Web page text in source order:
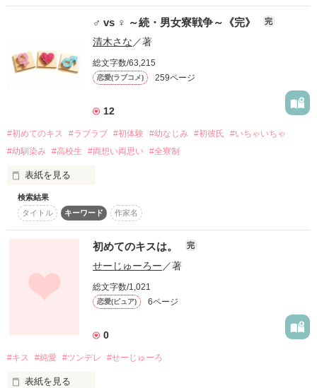
作品を読む
あいつにとって女になりたい。
私の切実な想い。
作品を読む
♂ vs ♀ ～続・男女寮戦争～《完》 完
清木さな ／著
総文字数/63,215
恋愛(ラブコメ) 259ページ
12
#初めてのキス #ラブラブ #初体験 #幼なじみ #初彼氏
#いちゃいちゃ
#幼馴染み #高校生 #両想い両思い #全寮制
表紙を見る
「男と付き合うって、どういうことかわかってんの？」
クールな男子寮長
「あんたが、初めての彼氏なんだから！」
男嫌いの女子寮長
牧村美月
検索結果
タイトル
キーワード 作家名
初めてのキスは。 完
せーじゅーろー ／著
総文字数/1,021
恋愛(ピュア) 6ページ
0
#キス #純愛 #ツンデレ #せーじゅーろ
表紙を見る